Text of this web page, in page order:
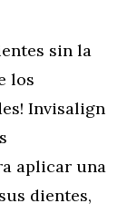
sin la
los
Invisalign
aplicar una
dientes,